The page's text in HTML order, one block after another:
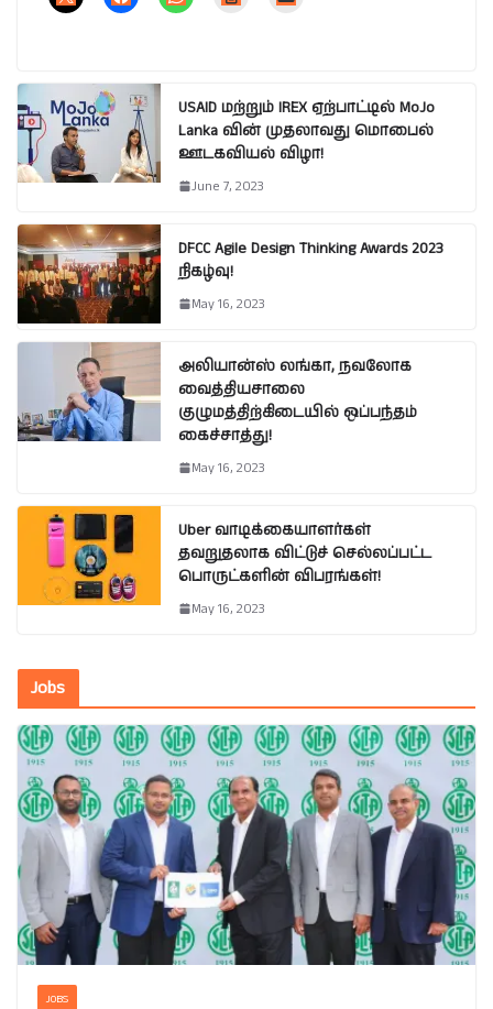
USAID மற்றும் IREX ஏற்பாட்டில் MoJo
Lanka வின் முதலாவது மொபைல்
ஊடகவியல் விழா!
June 7, 2023
DFCC Agile Design Thinking Awards 2023
நிகழ்வு!
May 16, 2023
அலியான்ஸ் லங்கா, நவலோக
வைத்தியசாலை
குழுமத்திற்கிடையில் ஒப்பந்தம்
கைச்சாத்து!
May 16, 2023
Uber வாடிக்கையாளர்கள்
தவறுதலாக விட்டுச் செல்லப்பட்ட
பொருட்களின் விபரங்கள்!
May 16, 2023
Jobs
JOBS